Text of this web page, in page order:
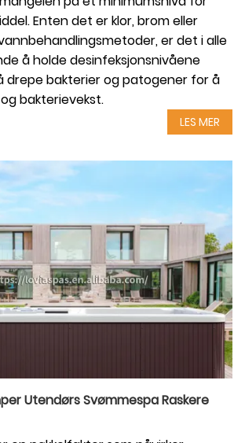
Enten det er klor, brom eller
er det i alle
å holde desinfeksjonsnivåene
drepe bakterier og patogener for å
bakterievekst.
LES MER
Utendørs Svømmespa Raskere